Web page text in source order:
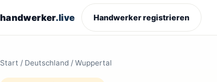
handwerker.live Handwerker registrieren
Start / Deutschland / Wuppertal